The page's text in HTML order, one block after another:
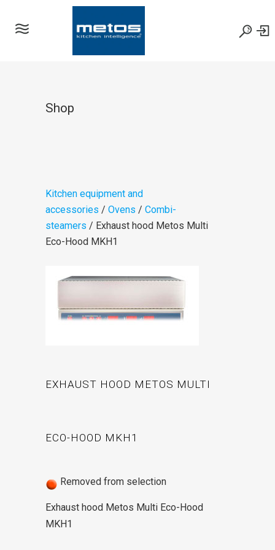
Shop
Kitchen equipment and
accessories / Ovens / Combi-
steamers / Exhaust hood Metos Multi
Eco-Hood MKH1
EXHAUST HOOD METOS MULTI
ECO-HOOD MKH1
Removed from selection
Exhaust hood Metos Multi Eco-Hood
MKH1